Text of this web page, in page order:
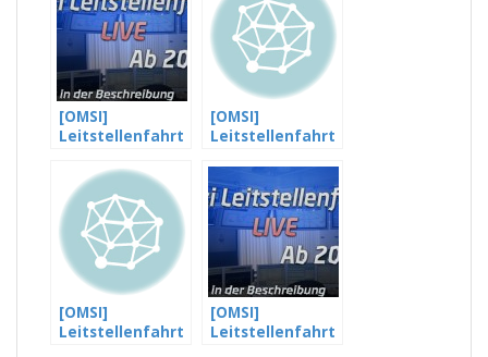
[OMSI]
Leitstellenfahrt
#01 – Die
Anmoderation
und Vorstellung
aller Beteiligten
[OMSI]
Leitstellenfahrt
#02 – Die ersten
Türen gehen
kaputt
[OMSI]
Leitstellenfahrt
[OMSI]
Leitstellenfahrt